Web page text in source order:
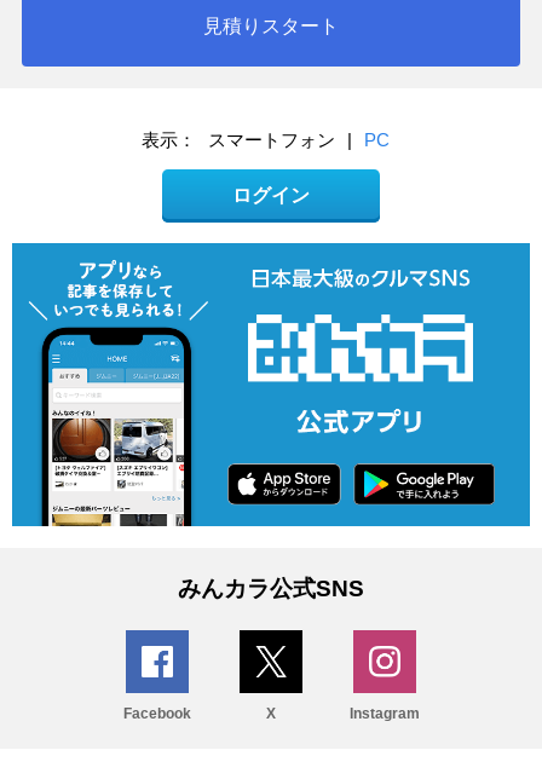
見積りスタート
表示： スマートフォン | PC
ログイン
みんカラ公式SNS
Facebook X Instagram